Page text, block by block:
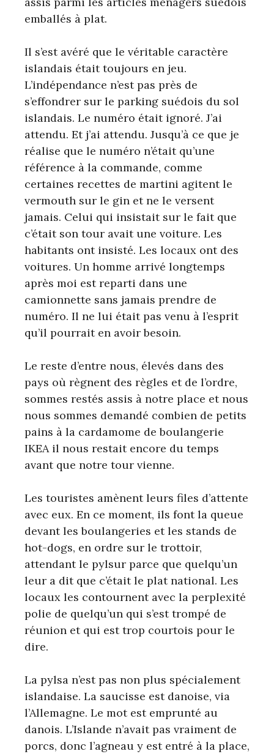
emballés à plat.
Il s’est avéré que le véritable caractère
islandais était toujours en jeu.
L’indépendance n’est pas près de
s’effondrer sur le parking suédois du sol
islandais. Le numéro était ignoré. J’ai
attendu. Et j’ai attendu. Jusqu’à ce que je
réalise que le numéro n’était qu’une
référence à la commande, comme
certaines recettes de martini agitent le
vermouth sur le gin et ne le versent
jamais. Celui qui insistait sur le fait que
c’était son tour avait une voiture. Les
habitants ont insisté. Les locaux ont des
voitures. Un homme arrivé longtemps
après moi est reparti dans une
camionnette sans jamais prendre de
numéro. Il ne lui était pas venu à l’esprit
qu’il pourrait en avoir besoin.
Le reste d’entre nous, élevés dans des
pays où règnent des règles et de l’ordre,
sommes restés assis à notre place et nous
nous sommes demandé combien de petits
pains à la cardamome de boulangerie
IKEA il nous restait encore du temps
avant que notre tour vienne.
Les touristes amènent leurs files d’attente
avec eux. En ce moment, ils font la queue
devant les boulangeries et les stands de
hot-dogs, en ordre sur le trottoir,
attendant le pylsur parce que quelqu’un
leur a dit que c’était le plat national. Les
locaux les contournent avec la perplexité
polie de quelqu’un qui s’est trompé de
réunion et qui est trop courtois pour le
dire.
La pylsa n’est pas non plus spécialement
islandaise. La saucisse est danoise, via
l’Allemagne. Le mot est emprunté au
danois. L’Islande n’avait pas vraiment de
porcs, donc l’agneau y est entré à la place,